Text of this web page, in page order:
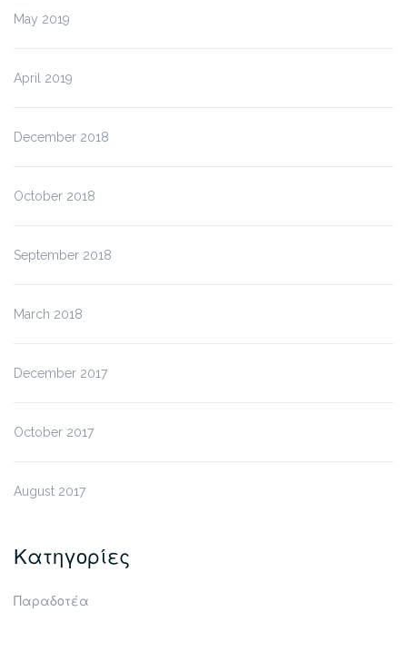
May 2019
April 2019
December 2018
October 2018
September 2018
March 2018
December 2017
October 2017
August 2017
Κατηγορίες
Παραδοτέα